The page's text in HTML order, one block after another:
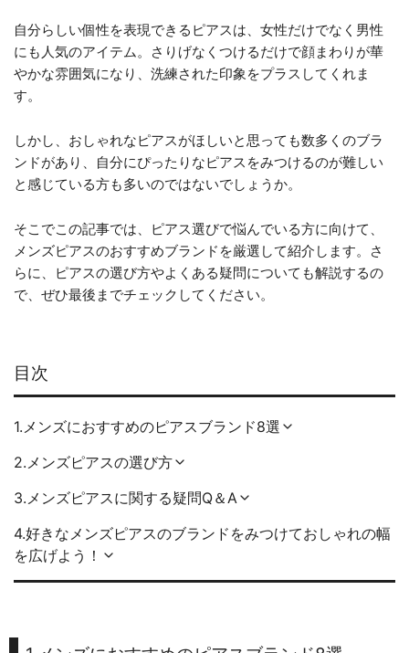
自分らしい個性を表現できるピアスは、女性だけでなく男性
にも人気のアイテム。さりげなくつけるだけで顔まわりが華
やかな雰囲気になり、洗練された印象をプラスしてくれま
す。
しかし、おしゃれなピアスがほしいと思っても数多くのブラ
ンドがあり、自分にぴったりなピアスをみつけるのが難しい
と感じている方も多いのではないでしょうか。
そこでこの記事では、ピアス選びで悩んでいる方に向けて、
メンズピアスのおすすめブランドを厳選して紹介します。さ
らに、ピアスの選び方やよくある疑問についても解説するの
で、ぜひ最後までチェックしてください。
目次
1.メンズにおすすめのピアスブランド8選
2.メンズピアスの選び方
3.メンズピアスに関する疑問Q＆A
4.好きなメンズピアスのブランドをみつけておしゃれの幅
を広げよう！